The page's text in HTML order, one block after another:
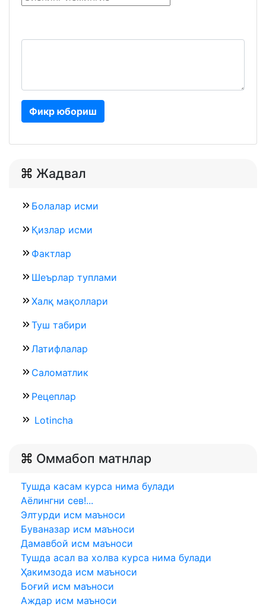
Фикр юбориш
Жадвал
Болалар исми
Қизлар исми
Фактлар
Шеърлар туплами
Халқ мақоллари
Туш табири
Латифлалар
Саломатлик
Рецеплар
Lotincha
Оммабоп матнлар
Тушда касам курса нима булади
Аёлингни сев!...
Элтурди исм маъноси
Буваназар исм маъноси
Дамавбой исм маъноси
Тушда асал ва холва курса нима булади
Ҳакимзода исм маъноси
Боғий исм маъноси
Аждар исм маъноси